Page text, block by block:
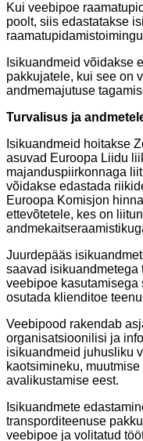
Kui veebipoe
poolt, siis edastatakse
Isikuandmeid võidakse
pakkujatele, kui see on
andmemajutuse
Turvalisus ja
Isikuandmeid hoitakse
asuvad Euroopa Liidu
majanduspiirkonnaga
võidakse edastada
Euroopa Komisjon
ettevõtetele, kes on
Juurdepääs
saavad isikuandmetega
veebipoe
osutada klienditoe
Veebipood rakendab
organisatsioonilisi ja
isikuandmeid juhusliku
kaotsimineku,
avalikustamise eest.
Isikuandmete
transporditeenuse
veebipoe ja volitatud